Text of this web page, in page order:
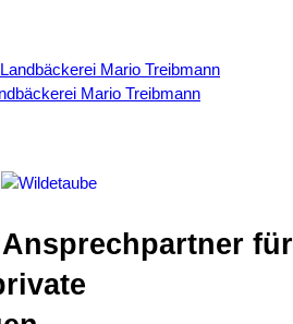
Mario Treibmann
Mario Treibmann
für